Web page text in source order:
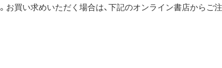
買い求めいただく場合は、下記のオンライン書店から